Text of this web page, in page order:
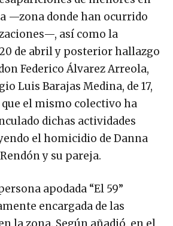
—zona donde han ocurrido
así como la
de abril y posterior hallazgo
Federico Álvarez Arreola,
Luis Barajas Medina, de 17,
el mismo colectivo ha
dichas actividades
el homicidio de Danna
y su pareja.
apodada “El 59”
encargada de las